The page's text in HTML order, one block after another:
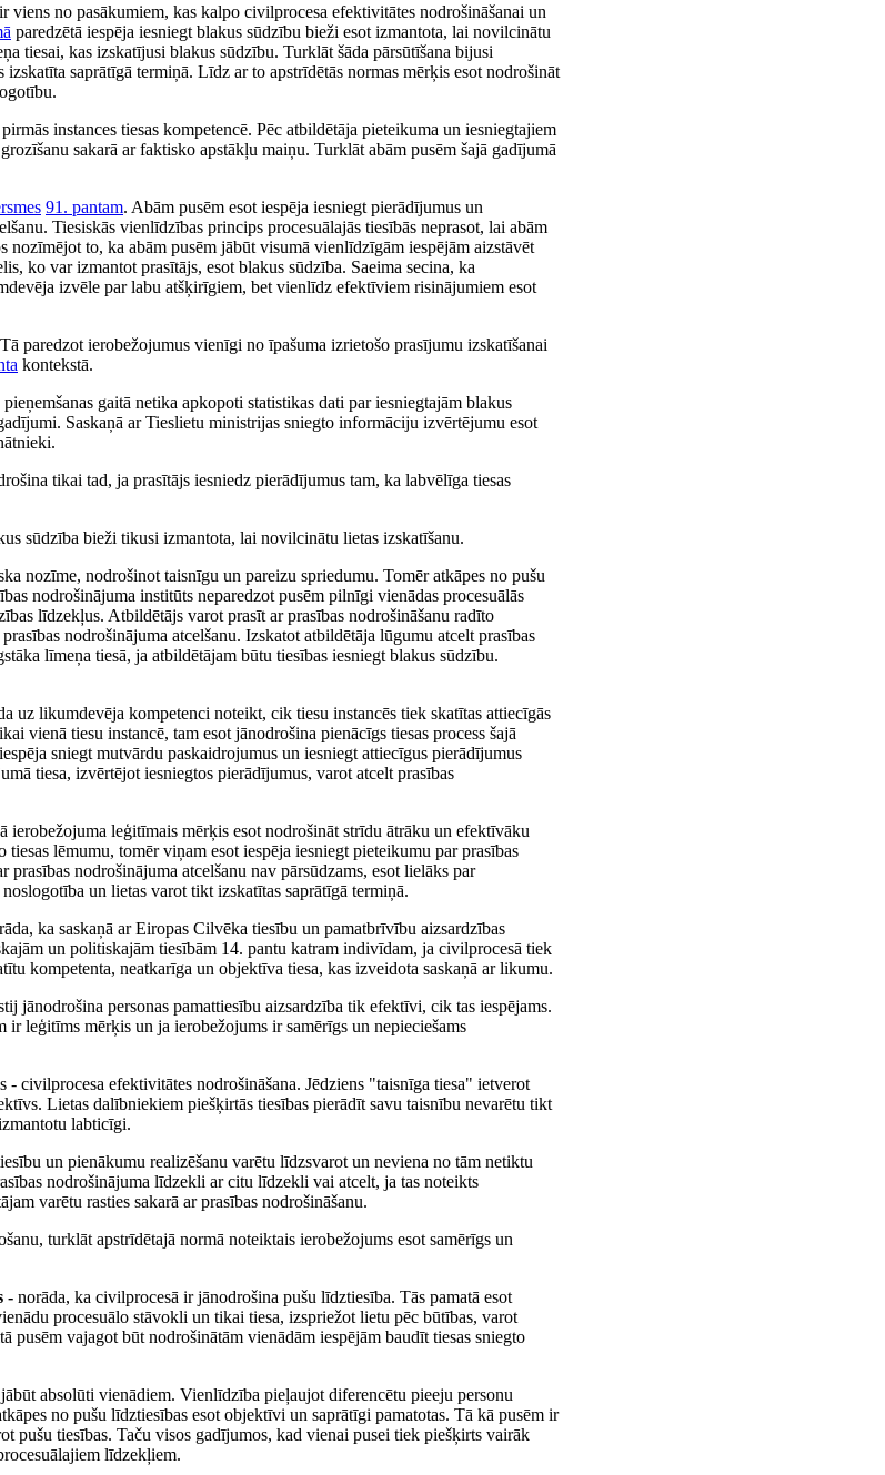
viens no pasākumiem, kas kalpo civilprocesa efektivitātes nodrošināšanai un
paredzētā iespēja iesniegt blakus sūdzību bieži esot izmantota, lai novilcinātu
tiesai, kas izskatījusi blakus sūdzību. Turklāt šāda pārsūtīšana bijusi
saprātīgā termiņā. Līdz ar to apstrīdētās normas mērķis esot nodrošināt
instances tiesas kompetencē. Pēc atbildētāja pieteikuma un iesniegtajiem
sakarā ar faktisko apstākļu maiņu. Turklāt abām pusēm šajā gadījumā
91. pantam. Abām pusēm esot iespēja iesniegt pierādījumus un
Tiesiskās vienlīdzības princips procesuālajās tiesībās neprasot, lai abām
to, ka abām pusēm jābūt visumā vienlīdzīgām iespējām aizstāvēt
ko var izmantot prasītājs, esot blakus sūdzība. Saeima secina, ka
izvēle par labu atšķirīgiem, bet vienlīdz efektīviem risinājumiem esot
paredzot ierobežojumus vienīgi no īpašuma izrietošo prasījumu izskatīšanai
kontekstā.
gaitā netika apkopoti statistikas dati par iesniegtajām blakus
Saskaņā ar Tieslietu ministrijas sniegto informāciju izvērtējumu esot
tikai tad, ja prasītājs iesniedz pierādījumus tam, ka labvēlīga tiesas
sūdzība bieži tikusi izmantota, lai novilcinātu lietas izskatīšanu.
nozīme, nodrošinot taisnīgu un pareizu spriedumu. Tomēr atkāpes no pušu
nodrošinājuma institūts neparedzot pusēm pilnīgi vienādas procesuālās
līdzekļus. Atbildētājs varot prasīt ar prasības nodrošināšanu radīto
nodrošinājuma atcelšanu. Izskatot atbildētāja lūgumu atcelt prasības
līmeņa tiesā, ja atbildētājam būtu tiesības iesniegt blakus sūdzību.
uz likumdevēja kompetenci noteikt, cik tiesu instancēs tiek skatītas attiecīgās
vienā tiesu instancē, tam esot jānodrošina pienācīgs tiesas process šajā
sniegt mutvārdu paskaidrojumus un iesniegt attiecīgus pierādījumus
tiesa, izvērtējot iesniegtos pierādījumus, varot atcelt prasības
leģitīmais mērķis esot nodrošināt strīdu ātrāku un efektīvāku
lēmumu, tomēr viņam esot iespēja iesniegt pieteikumu par prasības
nodrošinājuma atcelšanu nav pārsūdzams, esot lielāks par
un lietas varot tikt izskatītas saprātīgā termiņā.
ka saskaņā ar Eiropas Cilvēka tiesību un pamatbrīvību aizsardzības
un politiskajām tiesībām 14. pantu katram indivīdam, ja civilprocesā tiek
kompetenta, neatkarīga un objektīva tiesa, kas izveidota saskaņā ar likumu.
personas pamattiesību aizsardzība tik efektīvi, cik tas iespējams.
ir leģitīms mērķis un ja ierobežojums ir samērīgs un nepieciešams
civilprocesa efektivitātes nodrošināšana. Jēdziens "taisnīga tiesa" ietverot
Lietas dalībniekiem piešķirtās tiesības pierādīt savu taisnību nevarētu tikt
labticīgi.
un pienākumu realizēšanu varētu līdzsvarot un neviena no tām netiktu
nodrošinājuma līdzekli ar citu līdzekli vai atcelt, ja tas noteikts
varētu rasties sakarā ar prasības nodrošināšanu.
turklāt apstrīdētajā normā noteiktais ierobežojums esot samērīgs un
- norāda, ka civilprocesā ir jānodrošina pušu līdztiesība. Tās pamatā esot
procesuālo stāvokli un tikai tiesa, izspriežot lietu pēc būtības, varot
pusēm vajagot būt nodrošinātām vienādām iespējām baudīt tiesas sniegto
absolūti vienādiem. Vienlīdzība pieļaujot diferencētu pieeju personu
no pušu līdztiesības esot objektīvi un saprātīgi pamatotas. Tā kā pusēm ir
pušu tiesības. Taču visos gadījumos, kad vienai pusei tiek piešķirts vairāk
līdzekļiem.